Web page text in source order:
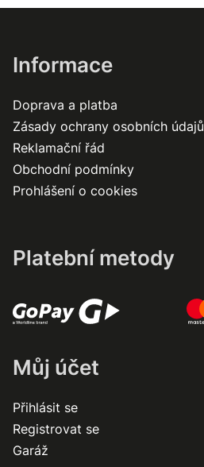
Informace
Doprava a platba
Zásady ochrany osobních údajů
Reklamační řád
Obchodní podmínky
Prohlášení o cookies
Platební metody
Můj účet
Přihlásit se
Registrovat se
Garáž